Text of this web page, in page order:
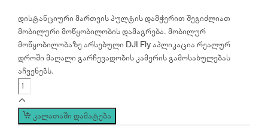
დისტანციური მართვის პულტის დამჭერით შეგიძლიათ
მობილური მოწყობილობის დამაგრება. მობილურ
მოწყობილობაზე არსებული DJI Fly აპლიკაცია რეალურ
დროში მაღალი გარჩევადობის კამერის გამოსახულებას
აჩვენებს.
DJI
RC-
N3
quantity
კალათაში დამატება